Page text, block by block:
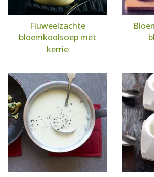
Fluweelzachte
bloemkoolsoep met
kerrie